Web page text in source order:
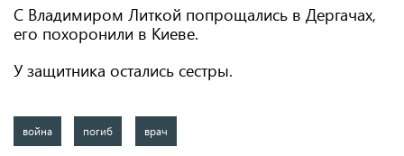
С Владимиром Литкой попрощались в Дергачах,
его похоронили в Киеве.
У защитника остались сестры.
война погиб врач